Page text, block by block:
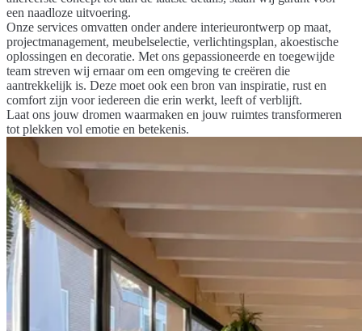
een naadloze uitvoering.
Onze services omvatten onder andere interieurontwerp op maat,
projectmanagement, meubelselectie, verlichtingsplan, akoestische
oplossingen en decoratie. Met ons gepassioneerde en toegewijde
team streven wij ernaar om een omgeving te creëren die
aantrekkelijk is. Deze moet ook een bron van inspiratie, rust en
comfort zijn voor iedereen die erin werkt, leeft of verblijft.
Laat ons jouw dromen waarmaken en jouw ruimtes transformeren
tot plekken vol emotie en betekenis.